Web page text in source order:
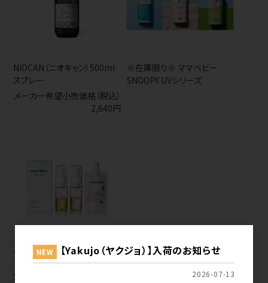
NIOCAN（ニオキャン）500ml
スプレー
メーカー希望小売価格（税込）
2,640円
※在庫限り※ ママベビー
SNOOPY UVシリーズ
ケラフェクト VKブースター
TRIAL
SET（30ml/30ml/50g）
NEW 【Yakujo（ヤクジョ）】入荷のお知らせ
2026-07-13